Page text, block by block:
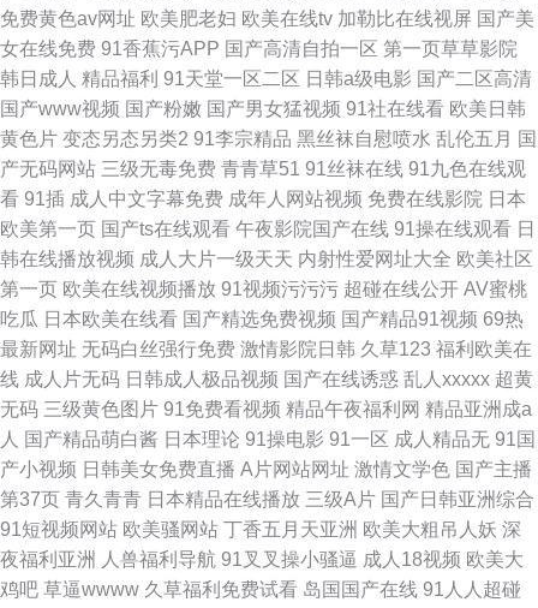
免费黄色av网址 欧美肥老妇 欧美在线tv 加勒比在线视屏 国产美
女在线免费 91香蕉污APP 国产高清自拍一区 第一页草草影院
韩日成人 精品福利 91天堂一区二区 日韩a级电影 国产二区高清
国产www视频 国产粉嫩 国产男女猛视频 91社在线看 欧美日韩
黄色片 变态另态另类2 91李宗精品 黑丝袜自慰喷水 乱伦五月 国
产无码网站 三级无毒免费 青青草51 91丝袜在线 91九色在线观
看 91插 成人中文字幕免费 成年人网站视频 免费在线影院 日本
欧美第一页 国产ts在线观看 午夜影院国产在线 91操在线观看 日
韩在线播放视频 成人大片一级天天 内射性爱网址大全 欧美社区
第一页 欧美在线视频播放 91视频污污污 超碰在线公开 AV蜜桃
吃瓜 日本欧美在线看 国产精选免费视频 国产精品91视频 69热
最新网址 无码白丝强行免费 激情影院日韩 久草123 福利欧美在
线 成人片无码 日韩成人极品视频 国产在线诱惑 乱人xxxxx 超黄
无码 三级黄色图片 91免费看视频 精品午夜福利网 精品亚洲成a
人 国产精品萌白酱 日本理论 91操电影 91一区 成人精品无 91国
产小视频 日韩美女免费直播 A片网站网址 激情文学色 国产主播
第37页 青久青青 日本精品在线播放 三级A片 国产日韩亚洲综合
91短视频网站 欧美骚网站 丁香五月天亚洲 欧美大粗吊人妖 深
夜福利亚洲
人兽福利导航 91叉叉操小骚逼 成人18视频 欧美大
鸡吧 草逼wwww 久草福利免费试看 岛国国产在线 91人人超碰